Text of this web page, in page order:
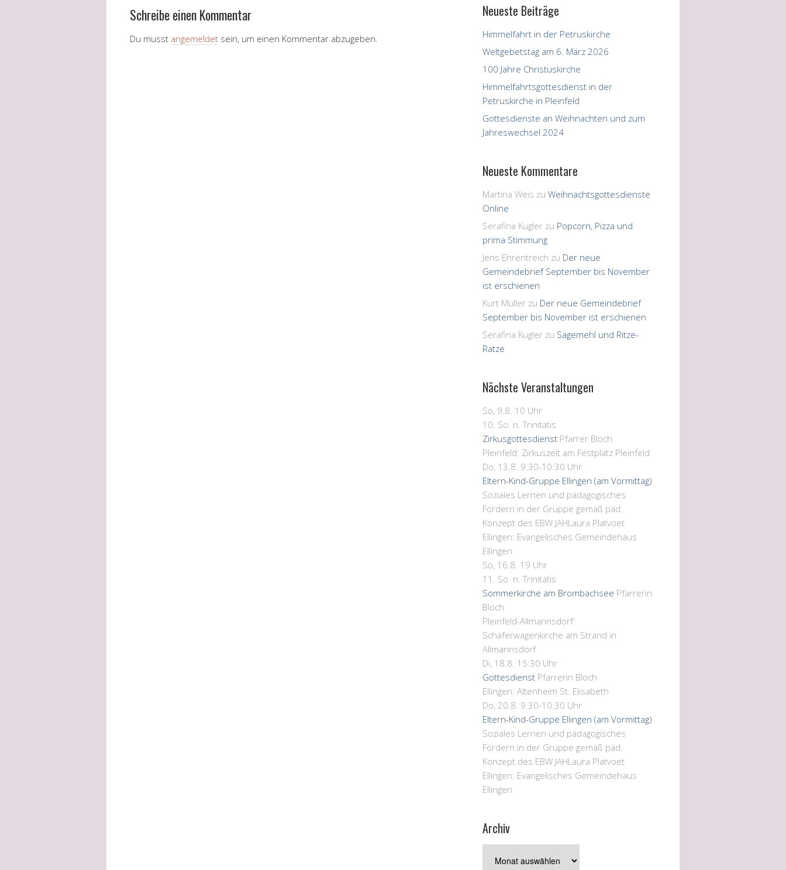
Schreibe einen Kommentar
Du musst angemeldet sein, um einen Kommentar abzugeben.
Neueste Beiträge
Himmelfahrt in der Petruskirche
Weltgebetstag am 6. März 2026
100 Jahre Christuskirche
Himmelfahrtsgottesdienst in der
Petruskirche in Pleinfeld
Gottesdienste an Weihnachten und zum
Jahreswechsel 2024
Neueste Kommentare
Martina Weis zu Weihnachtsgottesdienste
Online
Serafina Kugler zu Popcorn, Pizza und
prima Stimmung
Jens Ehrentreich zu Der neue
Gemeindebrief September bis November
ist erschienen
Kurt Müller zu Der neue Gemeindebrief
September bis November ist erschienen
Serafina Kugler zu Sägemehl und Ritze-
Ratze
Nächste Veranstaltungen
So, 9.8. 10 Uhr
10. So. n. Trinitatis
Zirkusgottesdienst Pfarrer Bloch
Pleinfeld: Zirkuszelt am Festplatz Pleinfeld
Do, 13.8. 9:30-10:30 Uhr
Eltern-Kind-Gruppe Ellingen (am Vormittag)
Soziales Lernen und pädagogisches
Fördern in der Gruppe gemäß päd.
Konzept des EBW JAHLaura Platvoet
Ellingen: Evangelisches Gemeindehaus
Ellingen
So, 16.8. 19 Uhr
11. So. n. Trinitatis
Sommerkirche am Brombachsee Pfarrerin
Bloch
Pleinfeld-Allmannsdorf:
Schäferwagenkirche am Strand in
Allmannsdorf
Di, 18.8. 15:30 Uhr
Gottesdienst Pfarrerin Bloch
Ellingen: Altenheim St. Elisabeth
Do, 20.8. 9:30-10:30 Uhr
Eltern-Kind-Gruppe Ellingen (am Vormittag)
Soziales Lernen und pädagogisches
Fördern in der Gruppe gemäß päd.
Konzept des EBW JAHLaura Platvoet
Ellingen: Evangelisches Gemeindehaus
Ellingen
Archiv